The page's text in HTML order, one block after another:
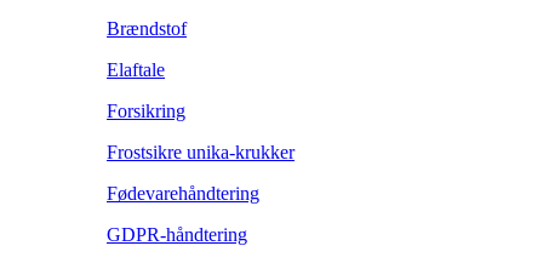
Brændstof
Elaftale
Forsikring
Frostsikre unika-krukker
Fødevarehåndtering
GDPR-håndtering